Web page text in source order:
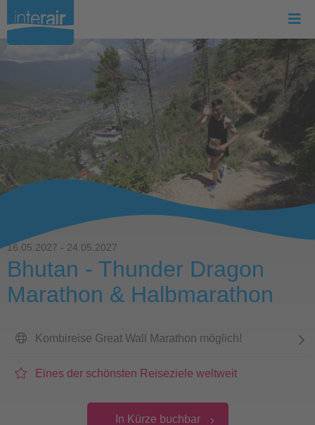
Kombireise Great Wall Marathon möglich!
Eines der schönsten Reiseziele weltweit
In Kürze buchbar
16.05.2027 - 24.05.2027
Bhutan - Thunder Dragon
Marathon & Halbmarathon